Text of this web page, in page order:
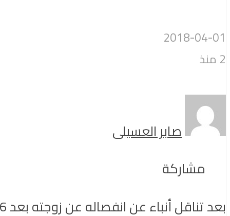
2018-04-01
2 منذ
صابر العسيلى
مشاركة